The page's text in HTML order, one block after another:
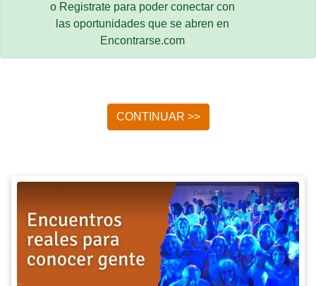
o Registrate para poder conectar con
las oportunidades que se abren en
Encontrarse.com
CONTINUAR >>